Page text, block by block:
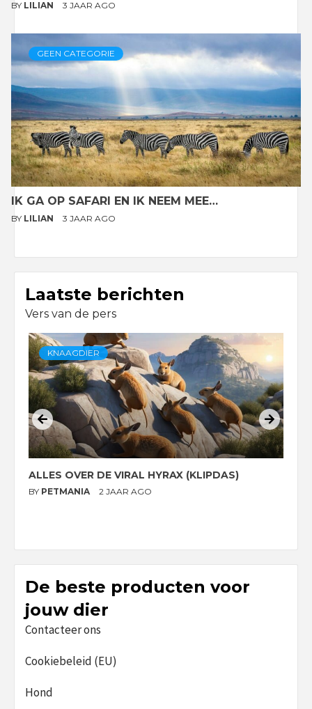
BY LILIAN 3 JAAR AGO
GEEN CATEGORIE
IK GA OP SAFARI EN IK NEEM MEE…
BY LILIAN 3 JAAR AGO
Laatste berichten
Vers van de pers
KNAAGDIER
ALLES OVER DE VIRAL HYRAX (KLIPDAS)
BY PETMANIA 2 JAAR AGO
De beste producten voor
jouw dier
Contacteer ons
Cookiebeleid (EU)
Hond